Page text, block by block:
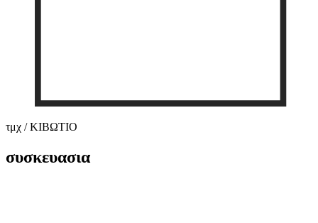
τμχ / ΚΙΒΩΤΙΟ
συσκευασια